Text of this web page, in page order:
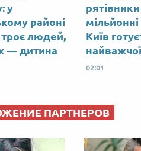
у
районі
троє людей,
— дитина
рятівники
Київ
02:01
ПАРТНЕРОВ